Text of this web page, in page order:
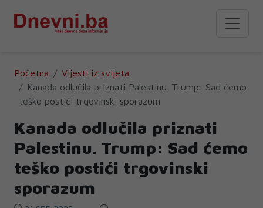
Početna
Vijesti iz svijeta
Kanada odlučila priznati Palestinu. Trump: Sad ćemo
teško postići trgovinski sporazum
Kanada odlučila priznati
Palestinu. Trump: Sad ćemo
teško postići trgovinski
sporazum